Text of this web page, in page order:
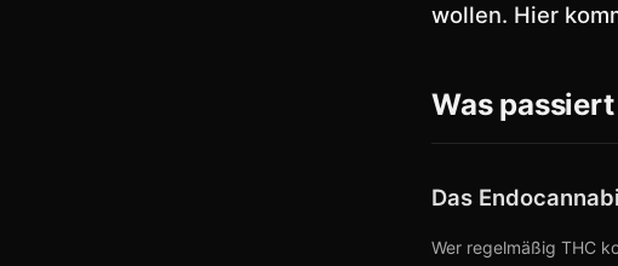
wollen. Hier
Was
Das
Wer regelmäßig THC